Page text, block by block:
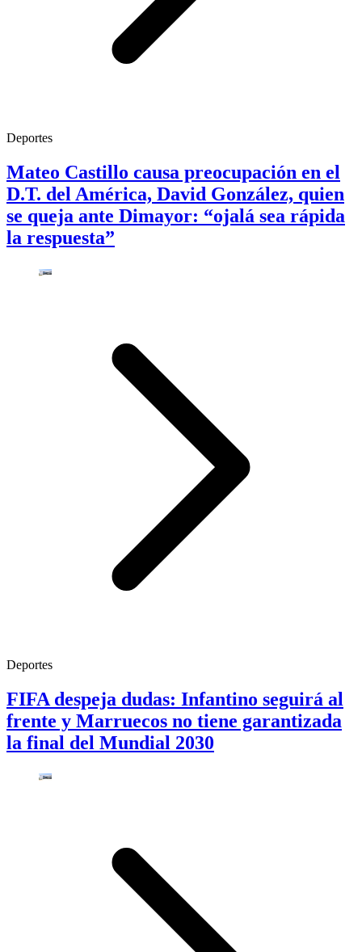
Deportes
Mateo Castillo causa preocupación en el
D.T. del América, David González, quien
se queja ante Dimayor: “ojalá sea rápida
la respuesta”
Deportes
FIFA despeja dudas: Infantino seguirá al
frente y Marruecos no tiene garantizada
la final del Mundial 2030